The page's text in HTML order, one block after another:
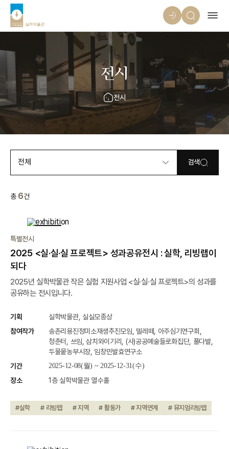
전시
전시
전체 검색
총 6건
특별전시
2025 <실·실·실 프로젝트> 성과공유전시 : 실학, 리빙랩이
되다
2025년 실학박물관 작은 실험 지원사업 <실·실·실 프로젝트>의 성과를
공유하는 전시입니다.
기획
실학박물관, 실실모종상
참여작가
송촌리용진정미소재생추진모임, 델레떼, 아주심기연구회,
청춘터, 쓰임, 삼치와이기리, (사)공공예술들로화집단, 풀다발,
두물뭍농부시장, 임창민발효연구소
기간
2025-12-08(월) ~ 2025-12-31(수)
장소 1층 실학박물관 열수홀
#실학 # 리빙랩 # 지역 # 활동가 # 지역연계 # 뮤지엄리빙랩